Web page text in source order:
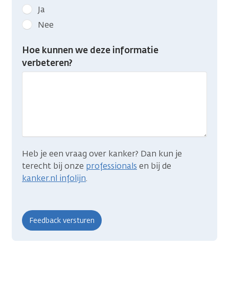
Geef
kanker.nl
feedback:
Heb
gevonden
Ja
Nee
Hoe kunnen we deze informatie
verbeteren?
Heb je een vraag over kanker? Dan kun je
terecht bij onze professionals en bij de
kanker.nl infolijn.